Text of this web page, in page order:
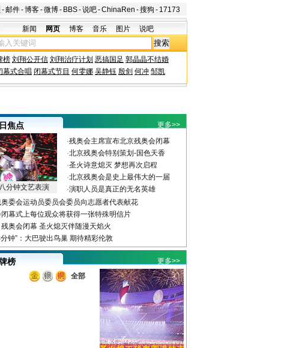
-邮件-博客-微博- BBS-说吧-ChinaRen -搜狗 - 17173
新闻 网页 博客 音乐 图片 说吧
榜 刘翔公开信 刘翔治疗计划 恶搞国足 郭晶晶不结婚
幕式合唱 闭幕式节目 何雯娜 吴静钰 殷剑 何冲 邹凯
焦点 更多>>
分钟文艺表演
·残奥会主席宣布北京残奥会闭幕
·北京残奥会特别策划-国色天香
·圣火诗意熄灭 梦想再次启程
·北京残奥会是史上最伟大的一届
·演职人员是真正的无名英雄
奥委会运动员委员会委员向志愿者代表献花
幕式上每位观众将获得一张特殊明信片
奥会闭幕 圣火熄灭伴随漫天焰火
钟”：大巴驶出鸟巢 期待精彩伦敦
榜
更多>>
全部